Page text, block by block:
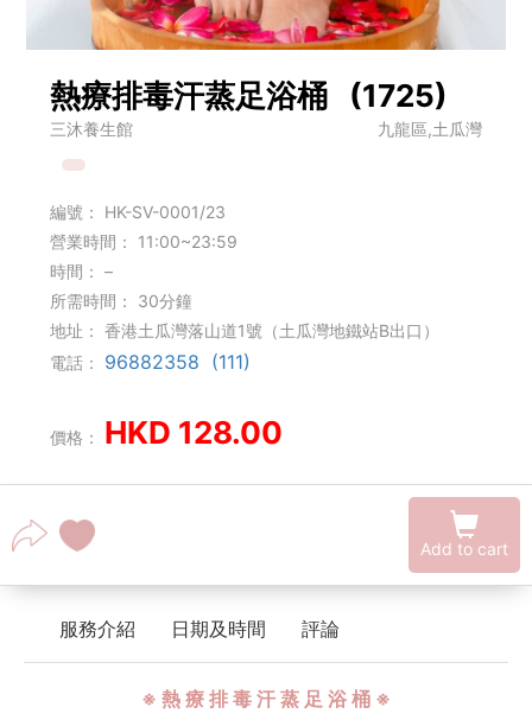
熱療排毒汗蒸足浴桶 (1725)
三沐養生館 九龍區,土瓜灣
編號：
HK-SV-0001/23
營業時間：
11:00~23:59
時間：
–
所需時間：
30分鐘
地址：
香港土瓜灣落山道1號（土瓜灣地鐵站B出口）
電話：
96882358 (111)
價格： HKD 128.00
Add to cart
服務介紹 日期及時間 評論
※ 熱 療 排 毒 汗 蒸 足 浴 桶 ※